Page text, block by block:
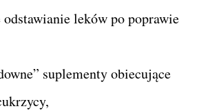
odstawianie leków po poprawie
suplementy obiecujące